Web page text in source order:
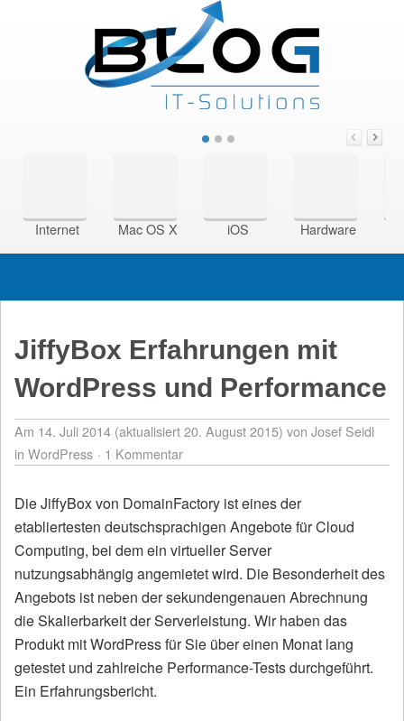
Internet Mac OS X iOS Hardware
JiffyBox Erfahrungen mit
WordPress und Performance
Am 14. Juli 2014 (aktualisiert 20. August 2015) von Josef Seidl
in WordPress 1 Kommentar
Die JiffyBox von DomainFactory ist eines der
etabliertesten deutschsprachigen Angebote für Cloud
Computing, bei dem ein virtueller Server
nutzungsabhängig angemietet wird. Die Besonderheit des
Angebots ist neben der sekundengenauen Abrechnung
die Skalierbarkeit der Serverleistung. Wir haben das
Produkt mit WordPress für Sie über einen Monat lang
getestet und zahlreiche Performance-Tests durchgeführt.
Ein Erfahrungsbericht.